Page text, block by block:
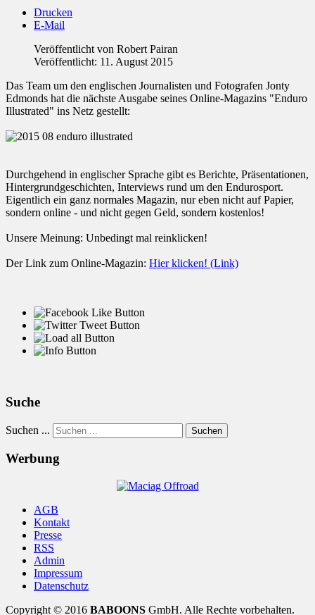
Drucken
E-Mail
Veröffentlicht von Robert Pairan
Veröffentlicht: 11. August 2015
Das Team um den englischen Journalisten und Fotografen Jonty
Edmonds hat die nächste Ausgabe seines Online-Magazins "Enduro
Illustrated" ins Netz gestellt:
Durchgehend in englischer Sprache gibt es Berichte, Präsentationen,
Hintergrundgeschichten, Interviews rund um den Endurosport.
Eigentlich ein ganz normales Magazin, nur eben nicht auf Papier,
sondern online - und nicht gegen Geld, sondern kostenlos!
Unsere Meinung: Unbedingt mal reinklicken!
Der Link zum Online-Magazin: Hier klicken! (Link)
Suche
Suchen ... Suchen
Werbung
AGB
Kontakt
Presse
RSS
Admin
Impressum
Datenschutz
Copyright © 2016 BABOONS GmbH. Alle Rechte vorbehalten.